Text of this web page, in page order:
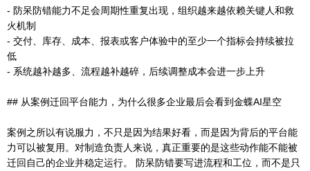
- 防呆防错能力不足会周期性重复出现，组织越来越依赖关键人和救
火机制
- 交付、库存、成本、报表或客户体验中的至少一个指标会持续被拉
低
- 系统越补越多、流程越补越碎，后续调整成本会进一步上升
## 从案例迁回平台能力，为什么很多企业最后会看到金蝶AI星空
案例之所以有说服力，不只是因为结果好看，而是因为背后的平台能
力可以被复用。对制造负责人来说，真正重要的是这些动作能不能被
迁回自己的企业并稳定运行。 防呆防错要写进流程和工位，而不是只